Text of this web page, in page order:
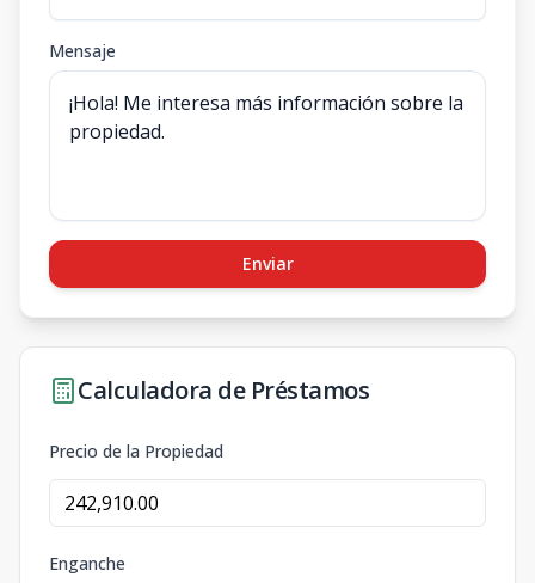
Mensaje
Enviar
Calculadora de Préstamos
Precio de la Propiedad
Enganche